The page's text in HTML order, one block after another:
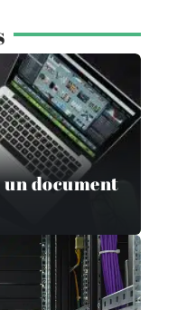
document